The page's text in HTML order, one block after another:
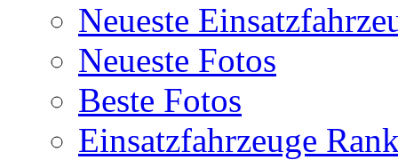
Neueste
Neueste Fotos
Beste Fotos
Einsatzfahrzeuge